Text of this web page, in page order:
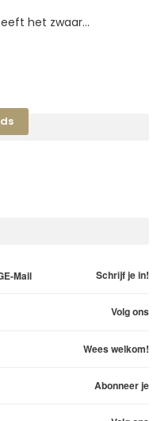
het zwaar…
Mail Schrijf je in!
Volg ons
Wees welkom!
Abonneer je